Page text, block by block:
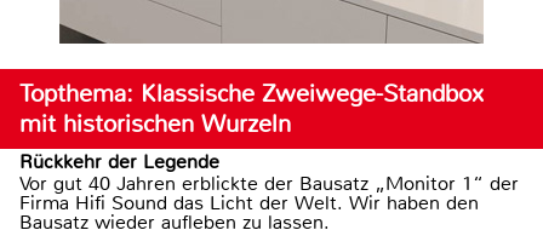
Topthema: Klassische Zweiwege-Standbox
mit historischen Wurzeln
Rückkehr der Legende
Vor gut 40 Jahren erblickte der Bausatz „Monitor 1“ der
Firma Hifi Sound das Licht der Welt. Wir haben den
Bausatz wieder aufleben zu lassen.